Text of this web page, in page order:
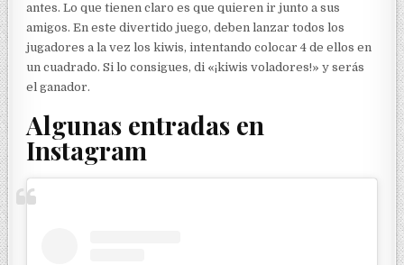
antes. Lo que tienen claro es que quieren ir junto a sus
amigos. En este divertido juego, deben lanzar todos los
jugadores a la vez los kiwis, intentando colocar 4 de ellos en
un cuadrado. Si lo consigues, di «¡kiwis voladores!» y serás
el ganador.
Algunas entradas en
Instagram